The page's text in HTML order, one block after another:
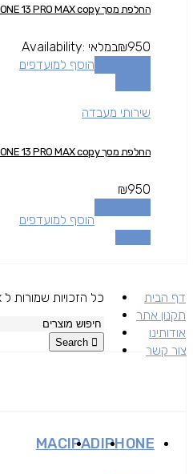
החלפת מסך IPHONE 13 PRO MAX copy
₪950
Availability: במלאי
הוסף למועדפים
שירותי מעבדה
החלפת מסך IPHONE 13 PRO MAX copy
₪950
הוסף למועדפים
דף הבית
תקנון אתר
אודותינו
צור קשר
כל הזכויות שמורות ל iFix החל משנת 2020
IPHONE
IPAD
MAC
Search